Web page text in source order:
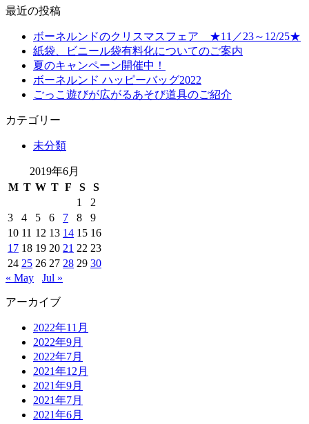
最近の投稿
ボーネルンドのクリスマスフェア ★11／23～12/25★
紙袋、ビニール袋有料化についてのご案内
夏のキャンペーン開催中！
ボーネルンド ハッピーバッグ2022
ごっこ遊びが広がるあそび道具のご紹介
カテゴリー
未分類
2019年6月
M T W T F S
S
1
2
3
4 5 6 7 8
9
10 11 12 13 14 15 16
17 18 19 20 21 22 23
24 25 26 27 28 29 30
« May
Jul »
アーカイブ
2022年11月
2022年9月
2022年7月
2021年12月
2021年9月
2021年7月
2021年6月